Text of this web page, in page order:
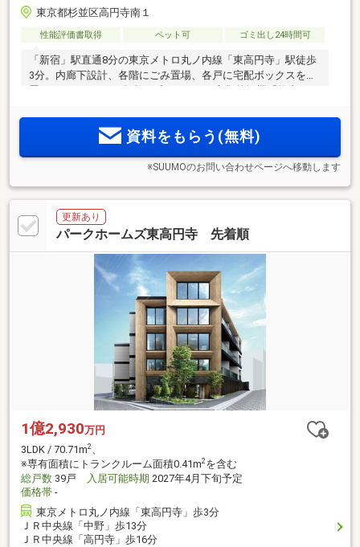
東京都杉並区高円寺南１
性能評価書取得 ペット可 ゴミ出し24時間可
「新宿」駅直通8分の東京メトロ丸ノ内線「東高円寺」駅徒歩
3分。内廊下設計、各階にごみ置場、各戸に宅配ボックスを設
あふれる街が生活圏。
資料をもらう(無料)
※SUUMOのお問い合わせページへ移動します
更新あり
パークホームズ東高円寺 先着順
1億2,930万円
3LDK / 70.71m2、
※専有面積にトランクルーム面積0.41m2を含む
総戸数 39戸 入居可能時期 2027年4月下旬予定
価格帯 -
東京メトロ丸ノ内線「東高円寺」歩3分
ＪＲ中央線「中野」歩13分
ＪＲ中央線「高円寺」歩16分